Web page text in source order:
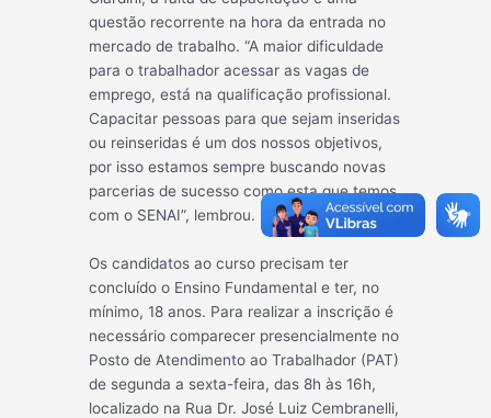
questão recorrente na hora da entrada no
mercado de trabalho. “A maior dificuldade
para o trabalhador acessar as vagas de
emprego, está na qualificação profissional.
Capacitar pessoas para que sejam inseridas
ou reinseridas é um dos nossos objetivos,
por isso estamos sempre buscando novas
parcerias de sucesso como esta que temos
com o SENAI”, lembrou.
Os candidatos ao curso precisam ter
concluído o Ensino Fundamental e ter, no
mínimo, 18 anos. Para realizar a inscrição é
necessário comparecer presencialmente no
Posto de Atendimento ao Trabalhador (PAT)
de segunda a sexta-feira, das 8h às 16h,
localizado na Rua Dr. José Luiz Cembranelli,